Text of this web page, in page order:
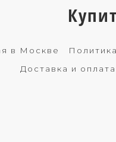
в Москве
Доставка и оплата